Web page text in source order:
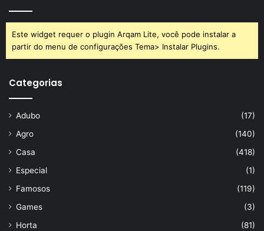
Este widget requer o plugin Arqam Lite, você pode instalar a
partir do menu de configurações Tema> Instalar Plugins.
Categorias
Adubo
(17)
Agro
(140)
Casa
(418)
Especial
(1)
Famosos
(119)
Games
(3)
Horta
(81)